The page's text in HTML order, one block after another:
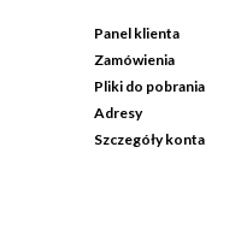
Panel klienta
Zamówienia
Pliki do pobrania
Adresy
Szczegóły konta